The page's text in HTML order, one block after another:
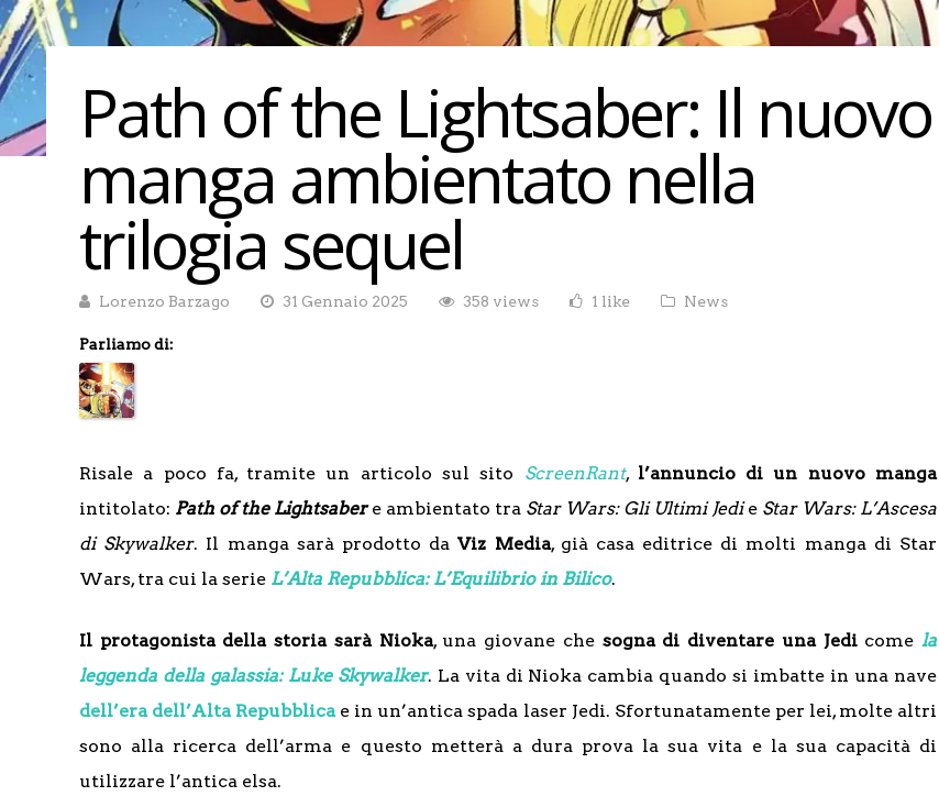
Path of the Lightsaber: Il nuovo
manga ambientato nella
trilogia sequel
Lorenzo Barzago 31 Gennaio 2025 358 views 1 like News
Parliamo di:
Risale a poco fa, tramite un articolo sul sito ScreenRant, l’annuncio di un nuovo manga
intitolato: Path of the Lightsabere ambientato tra Star Wars: Gli Ultimi Jedie Star Wars: L’Ascesa
di Skywalker. Il manga sarà prodotto daViz Media, già casa editrice di molti manga di Star
Wars, tra cui la serie L’Alta Repubblica: L’Equilibrio in Bilico.
Il protagonista della storia sarà Nioka, una giovane che sogna di diventare una Jedicomela
leggenda della galassia: Luke Skywalker. La vita di Nioka cambia quando si imbatte in una nave
dell’era dell’Alta Repubblicae in un’antica spada laser Jedi. Sfortunatamente per lei, molte altri
sono alla ricerca dell’arma e questo metterà a dura prova la sua vita e la sua capacità di
utilizzare l’antica elsa.